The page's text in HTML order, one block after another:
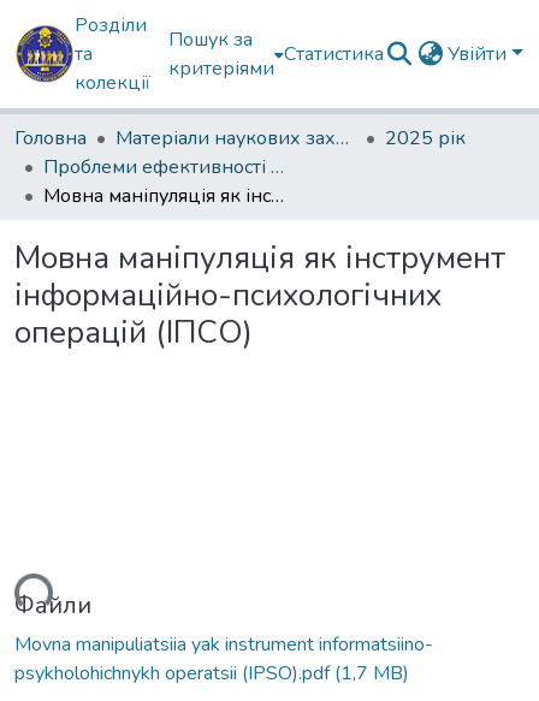
Розділи
та
колекції
Пошук за
критеріями
Статистика Увійти
Головна Матеріали наукових заходів
2025 рік
Проблеми ефективності професійної мовної комунікації в умовах інформаційної агресії
Мовна маніпуляція як інструмент інформаційно-психологічних операцій (ІПСО)
Мовна маніпуляція як інструмент
інформаційно-психологічних
операцій (ІПСО)
Файли
Movna manipuliatsiia yak instrument informatsiino-
psykholohichnykh operatsii (IPSO).pdf(1,7 MB)